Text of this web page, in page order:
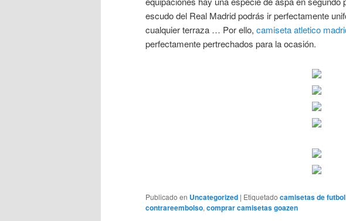
escudo del Real Madrid podrás ir perfectamente
cualquier terraza … Por ello, camiseta atletico
perfectamente pertrechados para la ocasión.
Publicado en Uncategorized | Etiquetado camisetas de
contrareembolso, comprar camisetas goazen